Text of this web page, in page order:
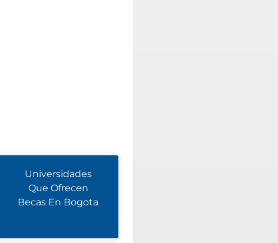
Universidades
Que Ofrecen
Becas En Bogota